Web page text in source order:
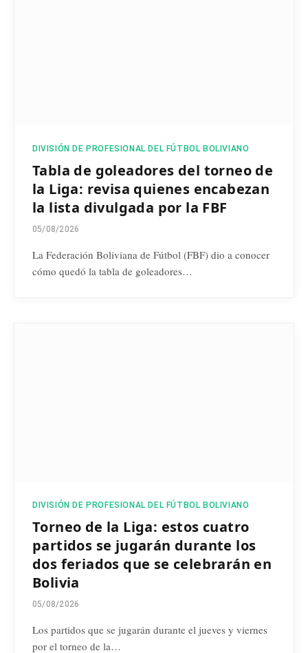
DIVISIÓN DE PROFESIONAL DEL FÚTBOL BOLIVIANO
Tabla de goleadores del torneo de
la Liga: revisa quienes encabezan
la lista divulgada por la FBF
05/08/2026
La Federación Boliviana de Fútbol (FBF) dio a conocer
cómo quedó la tabla de goleadores…
DIVISIÓN DE PROFESIONAL DEL FÚTBOL BOLIVIANO
Torneo de la Liga: estos cuatro
partidos se jugarán durante los
dos feriados que se celebrarán en
Bolivia
05/08/2026
Los partidos que se jugarán durante el jueves y viernes
por el torneo de la…